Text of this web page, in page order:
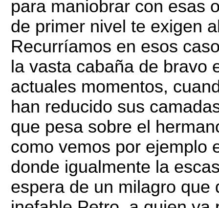
para maniobrar con esas
de primer nivel te exigen
Recurríamos en esos
la vasta cabaña de bravo
actuales momentos,
han reducido sus
que pesa sobre el
como vemos por ejemplo
donde igualmente la
espera de un milagro que